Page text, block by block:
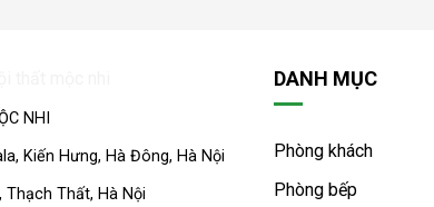
NHI
Kiến Hưng, Hà Đông, Hà Nội
Thạch Thất, Hà Nội
DANH MỤC
Phòng khách
Phòng bếp